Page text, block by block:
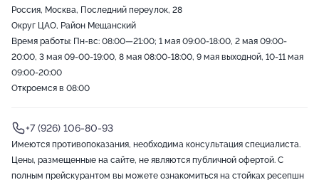
Россия, Москва, Последний переулок, 28
Округ ЦАО, Район Мещанский
Время работы: Пн-вс: 08:00—21:00; 1 мая 09:00-18:00, 2 мая 09:00-
20:00, 3 мая 09-00-19:00, 8 мая 08:00-18:00, 9 мая выходной, 10-11 мая
09:00-20:00
Откроемся в 08:00
+7 (926) 106-80-93
Имеются противопоказания, необходима консультация специалиста.
Цены, размещенные на сайте, не являются публичной офертой. С
полным прейскурантом вы можете ознакомиться на стойках ресепшн